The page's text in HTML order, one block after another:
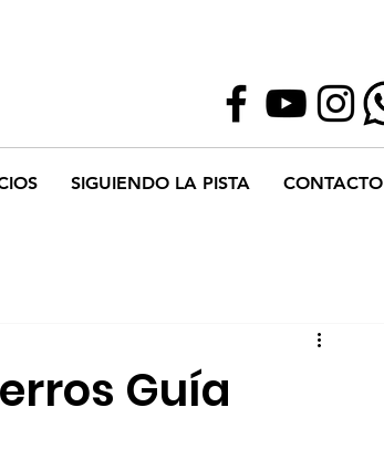
SIGUIENDO LA PISTA CONTACTO
Guía